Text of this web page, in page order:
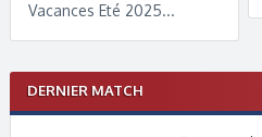
Vacances Eté 2025...
DERNIER MATCH